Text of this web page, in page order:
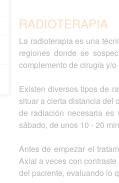
RADIOTERAPIA
La radioterapia es una
regiones donde se
complemento de cirugía y/
Existen diversos tipos de
situar a cierta distancia del
de radiación necesaria
sábado, de unos 10 - 20
Antes de empezar el
Axial a veces con
del paciente, evaluando lo